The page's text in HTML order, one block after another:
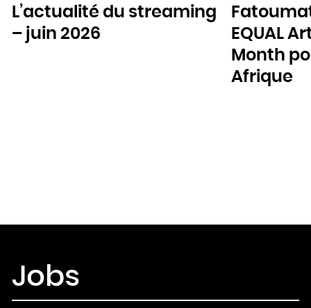
L’actualité du streaming
– juin 2026
EQUAL
Month
Afrique
Jobs